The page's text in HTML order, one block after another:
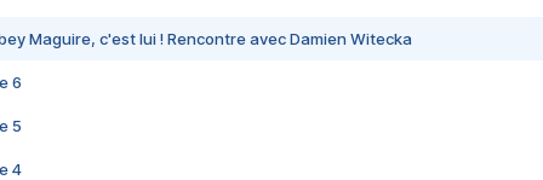
Maguire, c'est lui ! Rencontre avec Damien Witecka
6
5
4